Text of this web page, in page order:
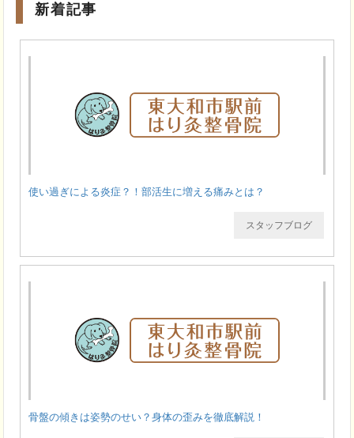
新着記事
使い過ぎによる炎症？！部活生に増える痛みとは？
スタッフブログ
骨盤の傾きは姿勢のせい？身体の歪みを徹底解説！